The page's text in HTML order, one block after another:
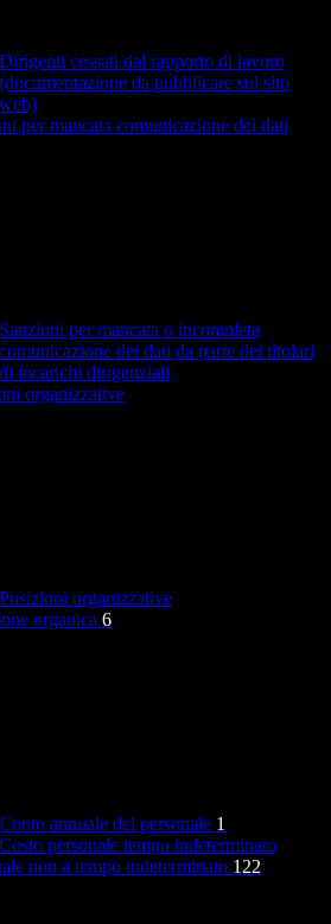
Dirigenti cessati dal rapporto di lavoro
(documentazione da pubblicare sul sito
web)
per mancata comunicazione dei dati
Sanzioni per mancata o incompleta
comunicazione dei dati da parte dei titolari
di incarichi dirigenziali
organizzative
Posizioni organizzative
organica 6
Conto annuale del personale 1
Costo personale tempo indeterminato
non a tempo indeterminato 122